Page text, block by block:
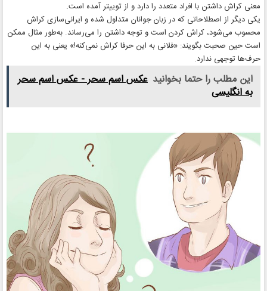
معنی کراش داشتن با افراد متعدد را دارد و از توییتر آمده است.
یکی دیگر از اصطلاحاتی که در زبان جوانان متداول شده و ایرانی‌سازی کراش
محسوب می‌شود، کراش کردن است و توجه داشتن را می‌رساند. به‌طور مثال ممکن
است حین صحبت بگویند: «فلانی به این حرفا کراش نمی‌کنه!» یعنی به این
حرف‌ها توجهی ندارد.
این مطلب را حتما بخوانید عکس اسم سحر - عکس اسم سحر
به انگلیسی